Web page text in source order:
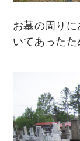
お墓の周り
いてあったた